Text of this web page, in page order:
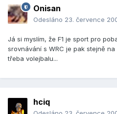
Onisan
Odesláno 23. července
Já si myslím, že F1 je sport pro
srovnávání s WRC je pak stejně
třeba volejbalu...
hciq